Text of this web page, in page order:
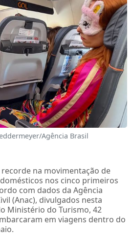
Agência Brasil
na movimentação de
nos cinco primeiros
com dados da Agência
(Anac), divulgados nesta
Ministério do Turismo, 42
em viagens dentro do